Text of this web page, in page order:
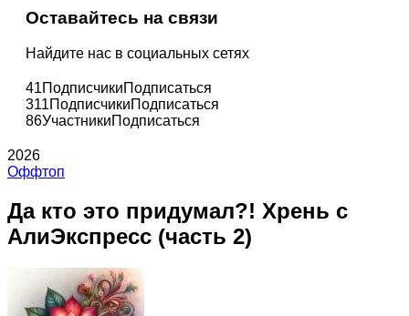
Оставайтесь на связи
Найдите нас в социальных сетях
41ПодписчикиПодписаться
311ПодписчикиПодписаться
86УчастникиПодписаться
2026
Оффтоп
Да кто это придумал?! Хрень с
АлиЭкспресс (часть 2)